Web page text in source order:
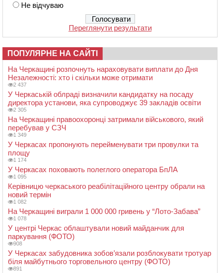
Не відчуваю
Переглянути результати
ПОПУЛЯРНЕ НА САЙТІ
На Черкащині розпочнуть нараховувати виплати до Дня
Незалежності: хто і скільки може отримати
2 437
У Черкаській облраді визначили кандидатку на посаду
директора установи, яка супроводжує 39 закладів освіти
2 305
На Черкащині правоохоронці затримали військового, який
перебував у СЗЧ
1 349
У Черкасах пропонують перейменувати три провулки та
площу
1 174
У Черкасах поховають полеглого оператора БпЛА
1 095
Керівницю черкаського реабілітаційного центру обрали на
новий термін
1 082
На Черкащині виграли 1 000 000 гривень у “Лото-Забава”
1 078
У центрі Черкас облаштували новий майданчик для
паркування (ФОТО)
908
У Черкасах забудовника зобов’язали розблокувати тротуар
біля майбутнього торговельного центру (ФОТО)
891